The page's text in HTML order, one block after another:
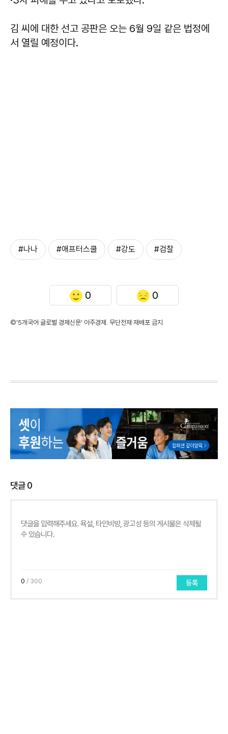
김 씨에 대한 선고 공판은 오는 6월 9일 같은 법정에
서 열릴 예정이다.
#나나 #애프터스쿨 #강도 #검찰
0 0
©'5개국어 글로벌 경제신문' 아주경제. 무단전재·재배포 금지
댓글0
0 / 300 등록